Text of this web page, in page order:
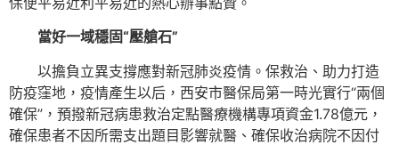
當好一域穩固“壓艙石”
以擔負立異支撐應對新冠肺炎疫情。保救治、助力打造
防疫窪地，疫情產生以后，西安市醫保局第一時光實行“兩個
確保”，預撥新冠病患救治定點醫療機構專項資金1.78億元，
確保患者不因所需支出題目影響就醫、確保收治病院不因付